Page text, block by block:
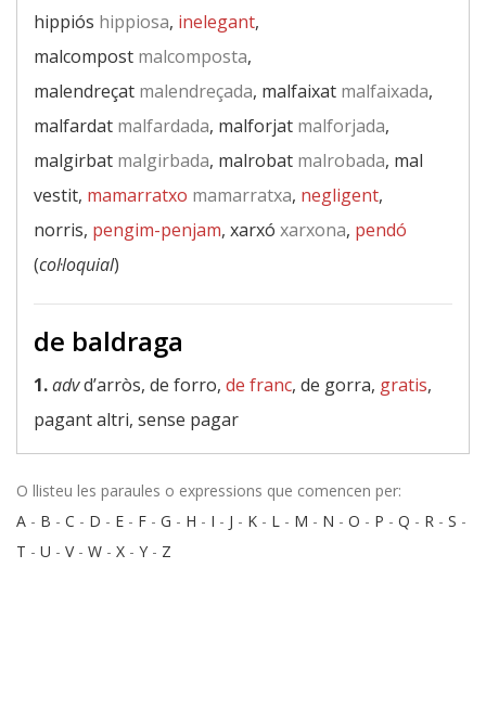
hippiós hippiosa, inelegant,
malcompost malcomposta,
malendreçat malendreçada, malfaixat malfaixada,
malfardat malfardada, malforjat malforjada,
malgirbat malgirbada, malrobat malrobada, mal
vestit, mamarratxo mamarratxa, negligent,
norris, pengim-penjam, xarxó xarxona, pendó
(col·loquial)
de baldraga
1.advd’arròs, de forro, de franc, de gorra, gratis,
pagant altri, sense pagar
O llisteu les paraules o expressions que comencen per:
A - B - C - D - E - F - G - H - I - J - K - L - M - N - O - P - Q - R - S -
T - U - V- W - X - Y - Z